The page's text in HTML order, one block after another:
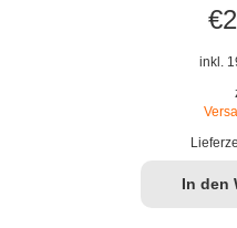
€
inkl.
In den